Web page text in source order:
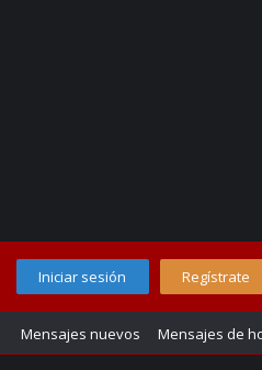
Iniciar sesión Regístrate
Mensajes nuevos Mensajes de